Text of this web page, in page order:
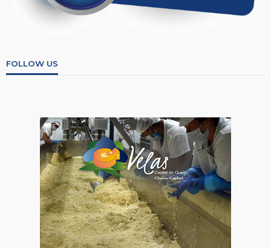
FOLLOW US